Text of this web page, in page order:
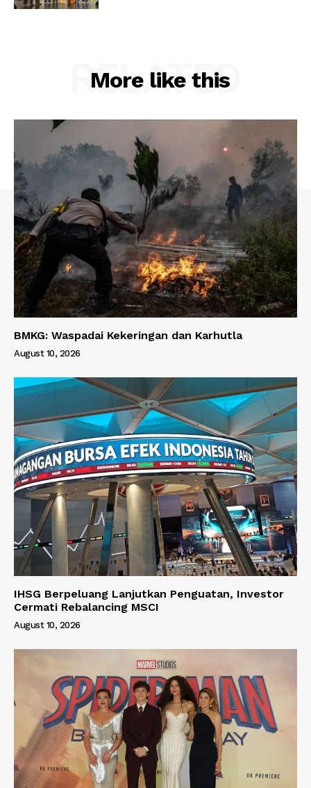
More like this
RELATED
BMKG: Waspadai Kekeringan dan Karhutla
August 10, 2026
IHSG Berpeluang Lanjutkan Penguatan, Investor
Cermati Rebalancing MSCI
August 10, 2026